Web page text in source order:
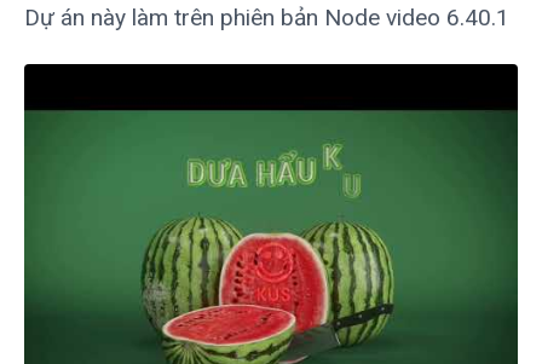
Dự án này làm trên phiên bản Node video 6.40.1